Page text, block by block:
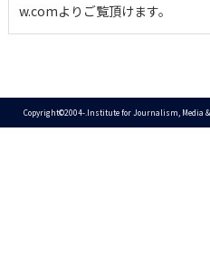
w.comよりご覧頂けます。
Copyright©2004-.Institute for Journalism, Media